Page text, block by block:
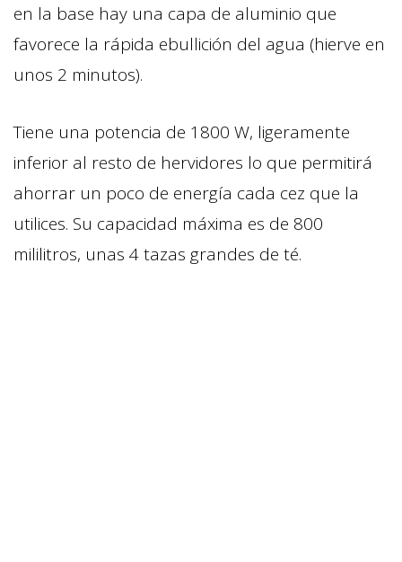
en la base hay una capa de aluminio que
favorece la rápida ebullición del agua (hierve en
unos 2 minutos).
Tiene una potencia de 1800 W, ligeramente
inferior al resto de hervidores lo que permitirá
ahorrar un poco de energía cada cez que la
utilices. Su capacidad máxima es de 800
mililitros, unas 4 tazas grandes de té.